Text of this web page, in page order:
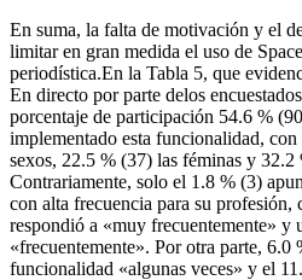
En suma, la falta de motivación y el
limitar en gran medida el uso de
periodística.En la Tabla 5, que
En directo por parte delos
porcentaje de participación 54.6 %
implementado esta funcionalidad,
sexos, 22.5 % (37) las féminas y 32.2
Contrariamente, solo el 1.8 % (3)
con alta frecuencia para su profesión,
respondió a «muy frecuentemente» y
«frecuentemente». Por otra parte, 6.0
funcionalidad «algunas veces» y el